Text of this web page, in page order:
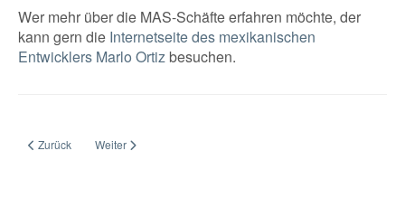
Wer mehr über die MAS-Schäfte erfahren möchte, der
kann gern die Internetseite des mexikanischen
Entwicklers Marlo Ortizbesuchen.
Vorheriger Beitrag: Prothesensprechstunde
Zurück Nächster Beitrag: Milwaukee-Prothesenschaft
Weiter